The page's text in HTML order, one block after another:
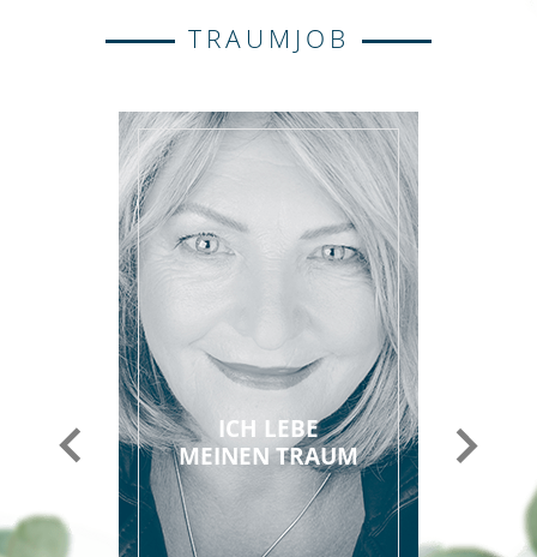
TRAUMJOB
ICH LEBE
MEINEN TRAUM
Vorheriger Nächster